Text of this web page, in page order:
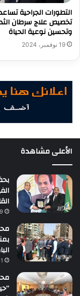
التطورات الجراحية
تخصيص علاج سرطان
وتحسين نوعية الحياة
19 نوفمبر، 2024
الأعلى مشاهدة
9 أكتوبر، 2023
1 مارس، 2024